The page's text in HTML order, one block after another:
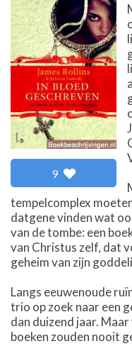
9
tempelcomplex
datgene vinden wat
van de tombe: een
van Christus zelf, dat
geheim van zijn
Langs eeuwenoude
trio op zoek naar een
dan duizend jaar.
boeken zouden nooit